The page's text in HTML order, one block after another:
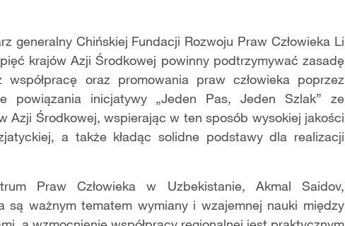
generalny Chińskiej Fundacji Rozwoju Praw Człowieka Li
krajów Azji Środkowej powinny podtrzymywać zasadę
współpracę oraz promowania praw człowieka poprzez
powiązania inicjatywy „Jeden Pas, Jeden Szlak” ze
Azji Środkowej, wspierając w ten sposób wysokiej jakości
a także kładąc solidne podstawy dla realizacji
Praw Człowieka w Uzbekistanie, Akmal Saidov,
są ważnym tematem wymiany i wzajemnej nauki między